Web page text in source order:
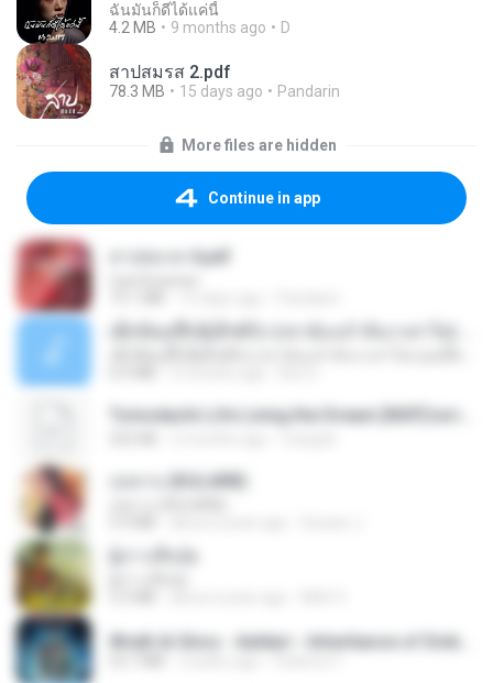
ฉันมันก็ดีได้แค่นี้
4.2 MB
9 months ago D
สาปสมรส 2.pdf
78.3 MB 15 days ago Pandarin
More files are hidden
Continue in app
สาปสมรส 4.pdf
กุหลาบ (KULARB)